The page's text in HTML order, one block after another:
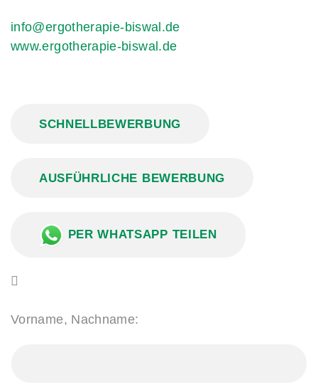
www.ergotherapie-biswal.de
SCHNELLBEWERBUNG
AUSFÜHRLICHE BEWERBUNG
PER WHATSAPP TEILEN
Vorname, Nachname: